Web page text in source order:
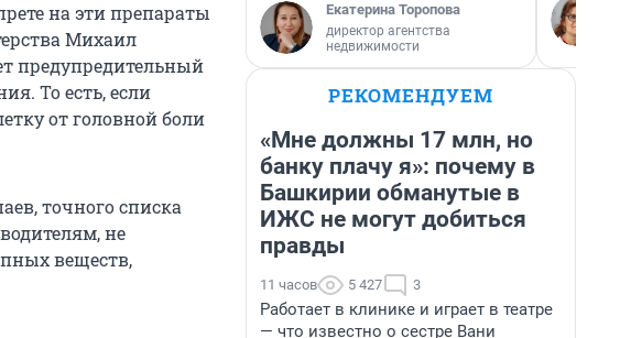
на эти препараты
Михаил
предупредительный
То есть, если
от головной боли
точного списка
не
веществ,
Екатерина Торопова
директор агентства
недвижимости
РЕКОМЕНДУЕМ
«Мне должны 17 млн, но
банку плачу я»: почему в
Башкирии обманутые в
ИЖС не могут добиться
правды
11 часов 5 427 3
Работает в клинике и играет в театре
— что известно о сестре Вани